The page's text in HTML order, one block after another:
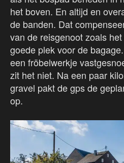
het boven. En altijd en
de banden. Dat
van de reisgenoot zoals
goede plek voor de
een fröbelwerkje
zit het niet. Na een paar
gravel pakt de gps de
op.